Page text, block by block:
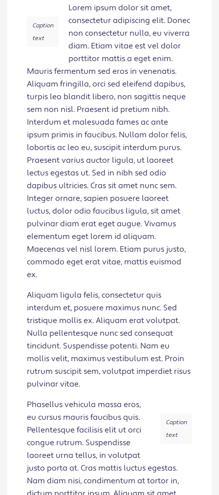
Caption
text
Lorem ipsum dolor sit amet,
consectetur adipiscing elit. Donec
non consectetur nulla, eu viverra
diam. Etiam vitae est vel dolor
porttitor mattis a eget enim.
Mauris fermentum sed eros in venenatis.
Aliquam fringilla, orci sed eleifend dapibus,
turpis leo blandit libero, non sagittis neque
sem non nisl. Praesent id pretium nibh.
Interdum et malesuada fames ac ante
ipsum primis in faucibus. Nullam dolor felis,
lobortis ac leo eu, suscipit interdum purus.
Praesent varius auctor ligula, ut laoreet
lectus egestas ut. Sed in nibh sed odio
dapibus ultricies. Cras sit amet nunc sem.
Integer ornare, sapien posuere laoreet
luctus, dolor odio faucibus ligula, sit amet
pulvinar diam erat eget augue. Vivamus
elementum eget lorem id aliquam.
Maecenas vel nisl lorem. Etiam purus justo,
commodo eget erat vitae, mattis euismod
ex.
Aliquam ligula felis, consectetur quis
interdum et, posuere maximus nunc. Sed
tristique mollis ex. Aliquam erat volutpat.
Nulla pellentesque nunc sed consequat
tincidunt. Suspendisse potenti. Nam eu
mollis velit, maximus vestibulum est. Proin
rutrum suscipit sem, volutpat imperdiet risus
pulvinar vitae.
Caption
text
Phasellus vehicula massa eros,
eu cursus mauris faucibus quis.
Pellentesque facilisis elit ut orci
congue rutrum. Suspendisse
laoreet urna tellus, in volutpat
justo porta at. Cras mattis luctus egestas.
Nam diam nisi, condimentum at tortor in,